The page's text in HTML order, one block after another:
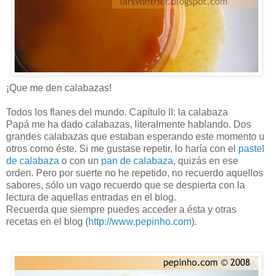
¡Que me den calabazas!
Todos los flanes del mundo. Capítulo II: la calabaza
Papá me ha dado calabazas, literalmente hablando. Dos
grandes calabazas que estaban esperando este momento u
otros como éste. Si me gustase repetir, lo haría con el pastel
de calabaza o con un pan de calabaza, quizás en ese
orden. Pero por suerte no he repetido, no recuerdo aquellos
sabores, sólo un vago recuerdo que se despierta con la
lectura de aquellas entradas en el blog.
Recuerda que siempre puedes acceder a ésta y otras
recetas en el blog (http://www.pepinho.com).